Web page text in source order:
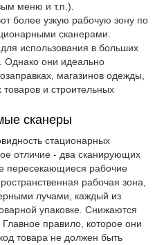
меню и т.п.).
более узкую рабочую зону по
сканерами.
использования в больших
Однако они идеально
магазинов одежды,
и строительных
сканеры
стационарных
отличие - два сканирующих
пересекающиеся рабочие
рабочая зона,
лучами, каждый из
упаковке. Снижаются
Главное правило, которое они
товара не должен быть